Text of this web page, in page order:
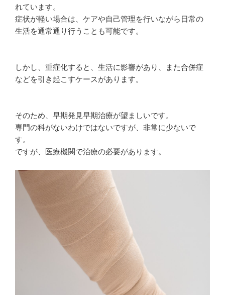
れています。
症状が軽い場合は、ケアや自己管理を行いながら日常の
生活を通常通り行うことも可能です。
しかし、重症化すると、生活に影響があり、また合併症
などを引き起こすケースがあります。
そのため、早期発見早期治療が望ましいです。
専門の科がないわけではないですが、非常に少ないで
す。
ですが、医療機関で治療の必要があります。